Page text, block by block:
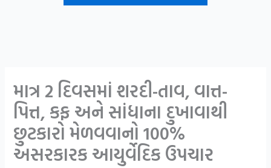
માત્ર 2 દિવસમાં શરદી-તાવ, વાત્ત-
પિત્ત, કફ અને સાંધાના દુખાવાથી
છુટકારો મેળવવાનો 100%
અસરકારક આયુર્વેદિક ઉપચાર